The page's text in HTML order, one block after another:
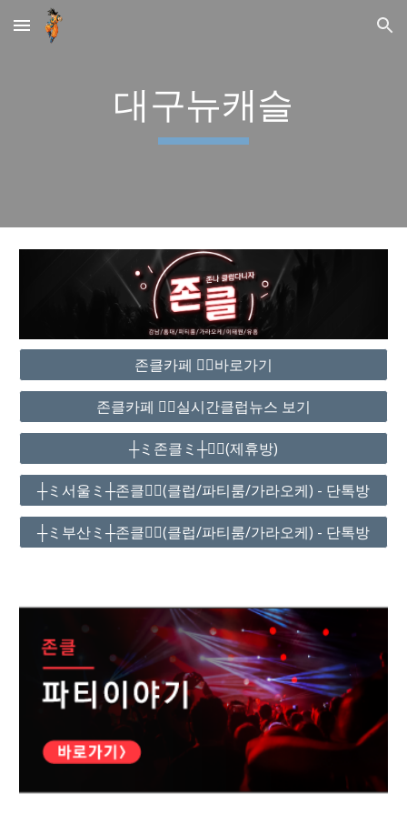
Skip to main content Skip to navigation
대구뉴캐슬
존클카페 ❤️‍🔥바로가기
존클카페 ❤️‍🔥실시간클럽뉴스 보기
┼ミ존클ミ┼❤️‍🔥(제휴방)
┼ミ서울ミ┼존클❤️‍🔥(클럽/파티룸/가라오케) - 단톡방
┼ミ부산ミ┼존클❤️‍🔥(클럽/파티룸/가라오케) - 단톡방